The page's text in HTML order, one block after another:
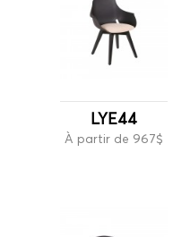
LYE44
À partir de 967$